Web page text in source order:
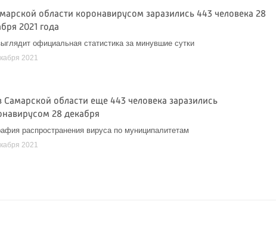
области коронавирусом заразились 443 человека 28
2021 года
официальная статистика за минувшие сутки
2021
Самарской области еще 443 человека заразились
28 декабря
распространения вируса по муниципалитетам
2021